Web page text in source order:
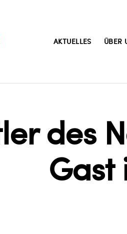
AKTUELLES ÜBER
des